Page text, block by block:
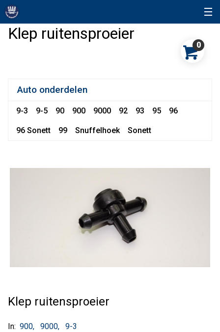
Klep ruitensproeier
0
Auto onderdelen
9-3 9-5 90 900 9000 92 93 95 96
96 Sonett 99 Snuffelhoek Sonett
Klep ruitensproeier
In: 900 9000 9-3